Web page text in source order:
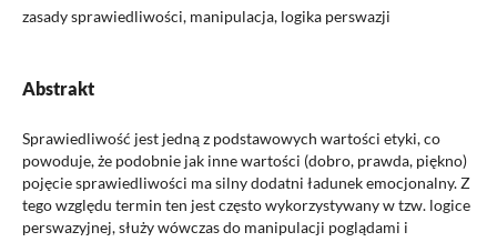
zasady sprawiedliwości, manipulacja, logika perswazji
Abstrakt
Sprawiedliwość jest jedną z podstawowych wartości etyki, co
powoduje, że podobnie jak inne wartości (dobro, prawda, piękno)
pojęcie sprawiedliwości ma silny dodatni ładunek emocjonalny. Z
tego względu termin ten jest często wykorzystywany w tzw. logice
perswazyjnej, służy wówczas do manipulacji poglądami i